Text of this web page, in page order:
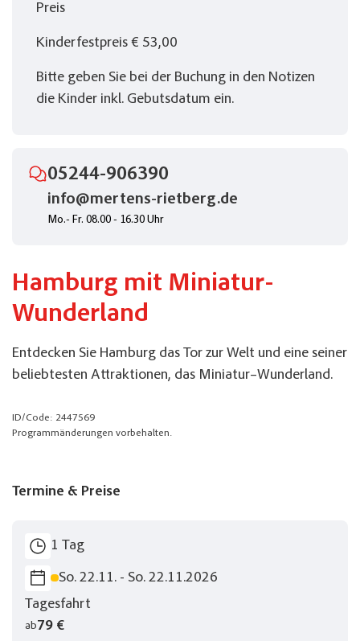
Hamburg mit Miniatur-
Wunderland
Entdecken Sie Hamburg das Tor zur Welt und eine seiner
beliebtesten Attraktionen, das Miniatur–Wunderland.
ID/Code: 2447569
Programmänderungen vorbehalten.
Preis
Kinderfestpreis € 53,00
Bitte geben Sie bei der Buchung in den Notizen
die Kinder inkl. Gebutsdatum ein.
05244-906390
info@mertens-rietberg.de
Mo.- Fr. 08.00 - 16.30 Uhr
Termine & Preise
1 Tag
So. 22.11. - So. 22.11.2026
Tagesfahrt
ab79 €